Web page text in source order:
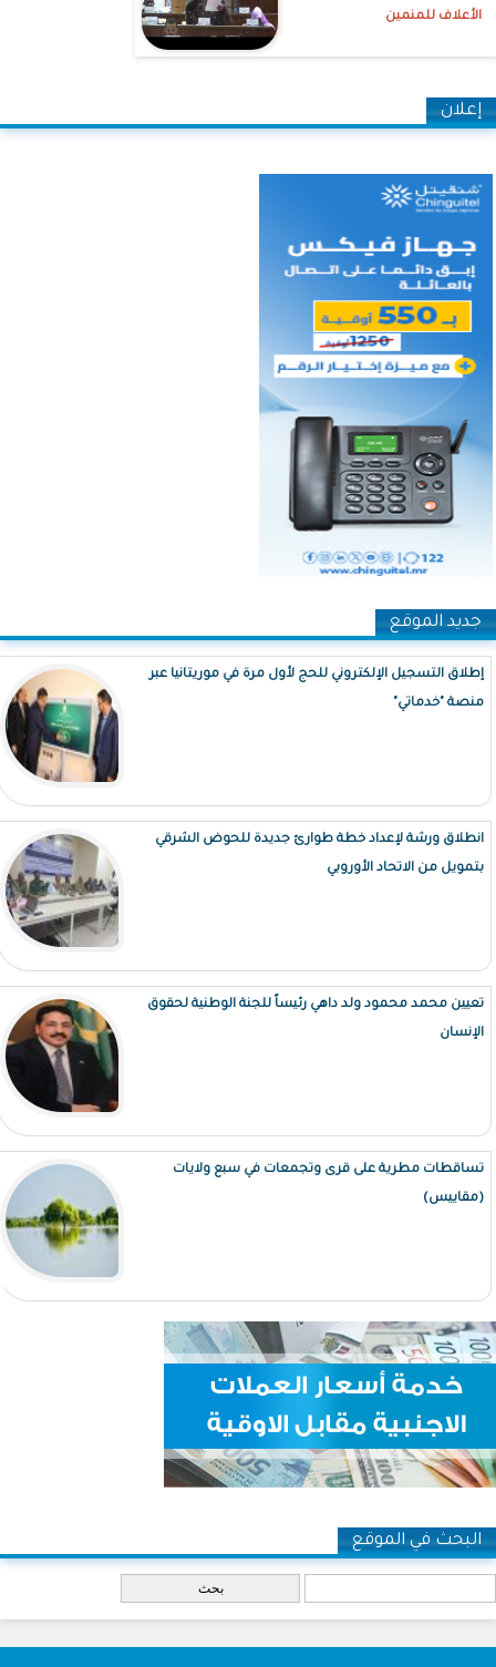
الأعلاف للمنمين
إعلان
جديد الموقع
إطلاق التسجيل الإلكتروني للحج لأول مرة في موريتانيا عبر
منصة "خدماتي"
انطلاق ورشة لإعداد خطة طوارئ جديدة للحوض الشرقي
بتمويل من الاتحاد الأوروبي
تعيين محمد محمود ولد داهي رئيساً للجنة الوطنية لحقوق
الإنسان
تساقطات مطرية على قرى وتجمعات في سبع ولايات
(مقاييس)
البحث في الموقع